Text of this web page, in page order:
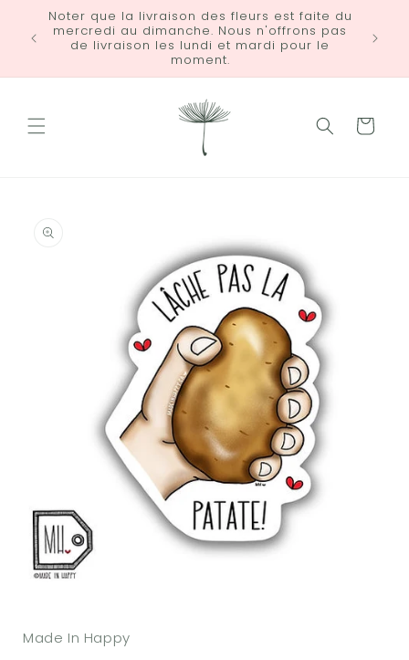
passer
au
contenu
Noter que la livraison des fleurs est faite du
mercredi au dimanche. Nous n'offrons pas
de livraison les lundi et mardi pour le
moment.
Panier
informations
produits
1Made In Happy